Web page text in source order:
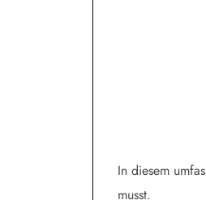
In diesem
musst.